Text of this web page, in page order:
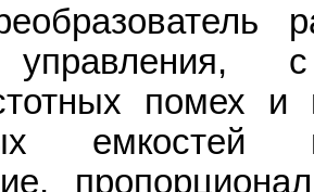
помех и
емкостей